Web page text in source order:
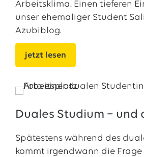
Arbeitsklima. Einen tieferen
unser ehemaliger Student
Azubiblog.
jetzt lesen
Duales Studium − und
Spätestens während des
kommt irgendwann die Frage